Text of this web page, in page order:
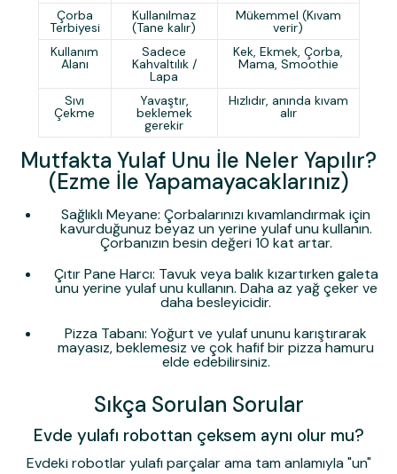
Çorba
Terbiyesi
Kullanılmaz
(Tane kalır)
Mükemmel (Kıvam
verir)
Kullanım
Alanı
Sadece
Kahvaltılık /
Lapa
Kek, Ekmek, Çorba,
Mama, Smoothie
Sıvı
Çekme
Yavaştır,
beklemek
gerekir
Hızlıdır, anında kıvam
alır
Mutfakta Yulaf Unu İle Neler Yapılır?
(Ezme İle Yapamayacaklarınız)
Sağlıklı Meyane: Çorbalarınızı kıvamlandırmak için
kavurduğunuz beyaz un yerine yulaf unu kullanın.
Çorbanızın besin değeri 10 kat artar.
Çıtır Pane Harcı: Tavuk veya balık kızartırken galeta
unu yerine yulaf unu kullanın. Daha az yağ çeker ve
daha besleyicidir.
Pizza Tabanı: Yoğurt ve yulaf ununu karıştırarak
mayasız, beklemesiz ve çok hafif bir pizza hamuru
elde edebilirsiniz.
Sıkça Sorulan Sorular
Evde yulafı robottan çeksem aynı olur mu?
Evdeki robotlar yulafı parçalar ama tam anlamıyla "un"